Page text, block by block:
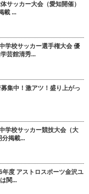
サッカー大会（愛知開催）
載 ...
学校サッカー選手権大会 優
芸館清秀...
集中！激アツ！盛り上がっ
学校サッカー競技大会（大
分掲載...
度 アストロスポーツ金沢ユ
関...